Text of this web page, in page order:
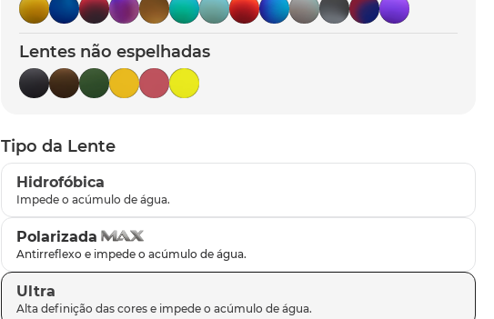
Lentes não espelhadas
Tipo da Lente
Hidrofóbica
Polarizada
Ultra